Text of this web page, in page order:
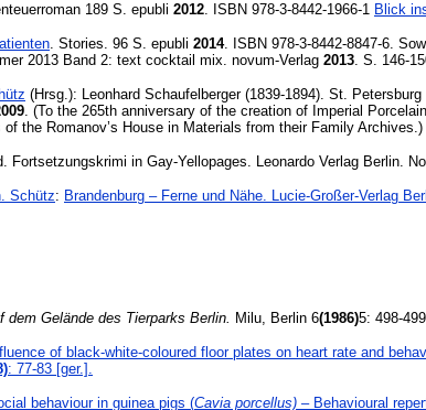
189 S. epubli 2012. ISBN 978-3-8442-1966-1 Blick
. Stories. 96 S. epubli 2014. ISBN 978-3-8442-8847-6.
2013 Band 2: text cocktail mix. novum-Verlag 2013. S. 146-
(Hrsg.): Leonhard Schaufelberger (1839-1894). St.
. (To the 265th anniversary of the creation of Imperial
the Romanov’s House in Materials from their Family
Fortsetzungskrimi in Gay-Yellopages. Leonardo Verlag Berlin.
Schütz: Brandenburg – Ferne und Nähe. Lucie-Großer-Verlag
dem Gelände des Tierparks Berlin. Milu, Berlin 6(1986)5: 498-
of black-white-coloured floor plates on heart rate and
: 77-83 [ger.].
behaviour in guinea pigs (Cavia porcellus) – Behavioural